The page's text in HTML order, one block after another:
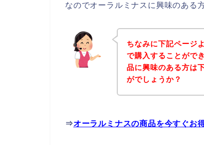
なのでオーラルミナスに興味のある
ちなみに下記ページ
で購入することがで
品に興味のある方は
がでしょうか？
⇒オーラルミナスの商品を今すぐお